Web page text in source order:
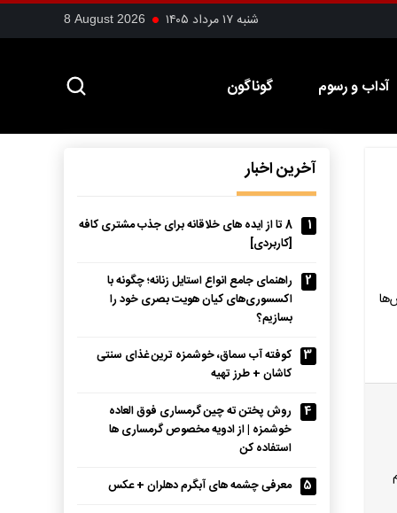
شنبه ۱۷ مرداد ۱۴۰۵ 8 August 2026
آداب و رسوم گوناگون
آخرین اخبار
1
8 تا از ایده های خلاقانه برای جذب مشتری کافه
[کاربردی]
2
راهنمای جامع انواع استایل زنانه؛ چگونه با
اکسسوری‌های کیان هویت بصری خود را
بسازیم؟
3
کوفته آب سماق، خوشمزه ترین غذای سنتی
کاشان + طرز تهیه
4
روش پختن ته چین گرمساری فوق العاده
خوشمزه | از ادویه مخصوص گرمساری ها
استفاده کن
5
معرفی چشمه های آبگرم دهلران + عکس